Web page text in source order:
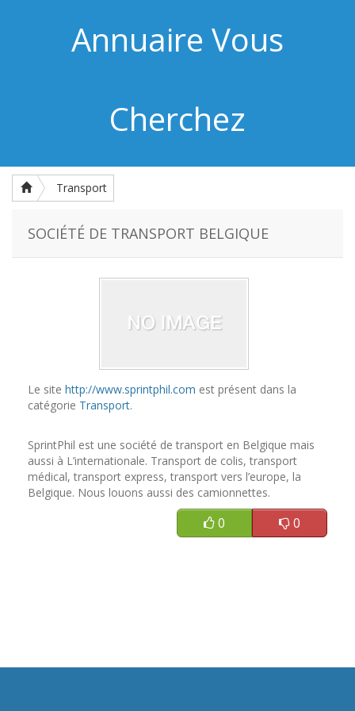
Annuaire Vous
Cherchez
Transport
SOCIÉTÉ DE TRANSPORT BELGIQUE
Le site http://www.sprintphil.com est présent dans la
catégorie Transport.
SprintPhil est une société de transport en Belgique mais
aussi à L’internationale. Transport de colis, transport
médical, transport express, transport vers l’europe, la
Belgique. Nous louons aussi des camionnettes.
0 0